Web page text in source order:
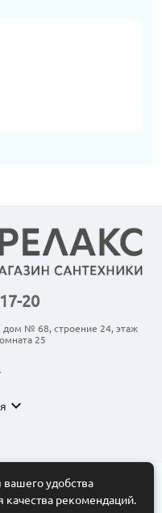
20
дом № 68, строение 24, этаж
25
expand_more
“АНКОМ”
удобства
рекомендаций.